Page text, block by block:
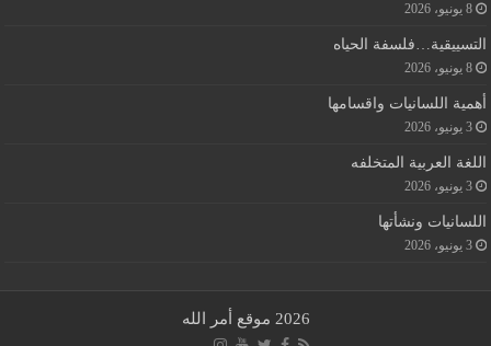
8 يونيو، 2026
التسييقية…فلسفة الحياه
8 يونيو، 2026
أهمية اللسانيات واقسامها
3 يونيو، 2026
اللغة العربية المتخلفه
3 يونيو، 2026
اللسانيات ونشأتها
3 يونيو، 2026
2026 موقع أمر الله